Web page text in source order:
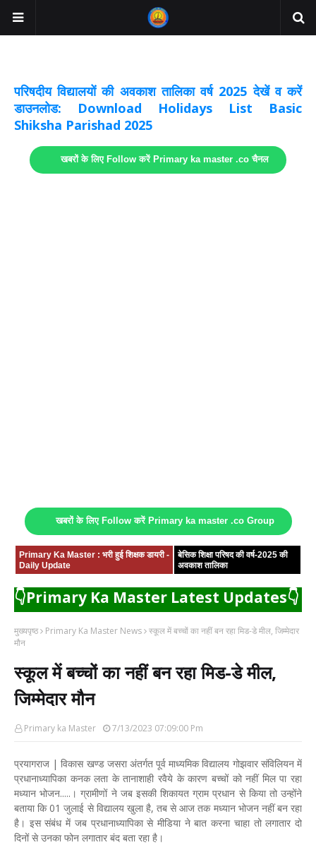
परिषदीय विद्यालयों की अवकाश तालिका वर्ष 2025 देखें व करें
डाउनलोड: Download Holidays List Basic
Shiksha Parishad 2025
खबरों के लिए Follow करें Primary ka master .co चैनल
खबरों के लिए Follow करें Primary ka master .co Group
Primary Ka Master : भरी हुई शिक्षक डायरी -
Daily Update
बेसिक शिक्षा परिषद की वर्ष-2025 की
अवकाश तालिका
👇Primary Ka Master Latest Updates👇
मुख्यपृष्ठ Primary Ka Master News स्कूल में बच्चों का नहीं बन रहा मिड-डे मील, जिम्मेदार
मौन
स्कूल में बच्चों का नहीं बन रहा मिड-डे मील,
जिम्मेदार मौन
Primary ka Master 7/13/2023 07:09:00 Pm
प्रयागराज | विकास खण्ड जसरा अंतर्गत पूर्व माध्यमिक विद्यालय गोझवार संविलियन में
प्रधानाध्यापिका कनक लता के तानाशाही रवैये के कारण बच्चों को नहीं मिल पा रहा
मध्यान भोजन.....। ग्रामीणों ने जब इसकी शिकायत ग्राम प्रधान से किया तो उन्होंने
बताया कि 01 जुलाई से विद्यालय खुला है, तब से आज तक मध्यान भोजन नहीं बन रहा
है। इस संबंध में जब प्रधानाध्यापिका से मीडिया ने बात करना चाहा तो लगातार दो
दिनों से उनका फोन लगातार बंद बता रहा है।